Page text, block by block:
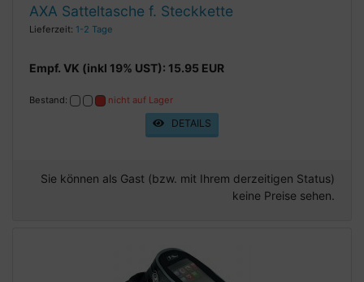
AXA Satteltasche f. Steckkette
Lieferzeit: 1-2 Tage
Empf. VK (inkl 19% UST): 15.95 EUR
Bestand: nicht auf Lager
DETAILS
Sie können als Gast (bzw. mit Ihrem derzeitigen Status)
keine Preise sehen.